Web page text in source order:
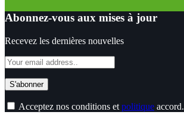
Abonnez-vous aux mises à jour
Recevez les dernières nouvelles
Acceptez nos conditions et politique accord.